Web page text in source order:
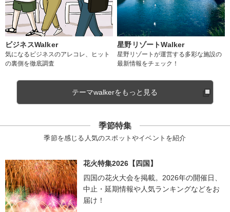
ビジネスWalker
気になるビジネスのアレコレ、ヒット
の裏側を徹底調査
星野リゾートWalker
星野リゾートが運営する多彩な施設の
最新情報をチェック！
テーマwalkerをもっと見る
季節特集
季節を感じる人気のスポットやイベントを紹介
花火特集2026【四国】
四国の花火大会を掲載。2026年の開催日、
中止・延期情報や人気ランキングなどをお
届け！